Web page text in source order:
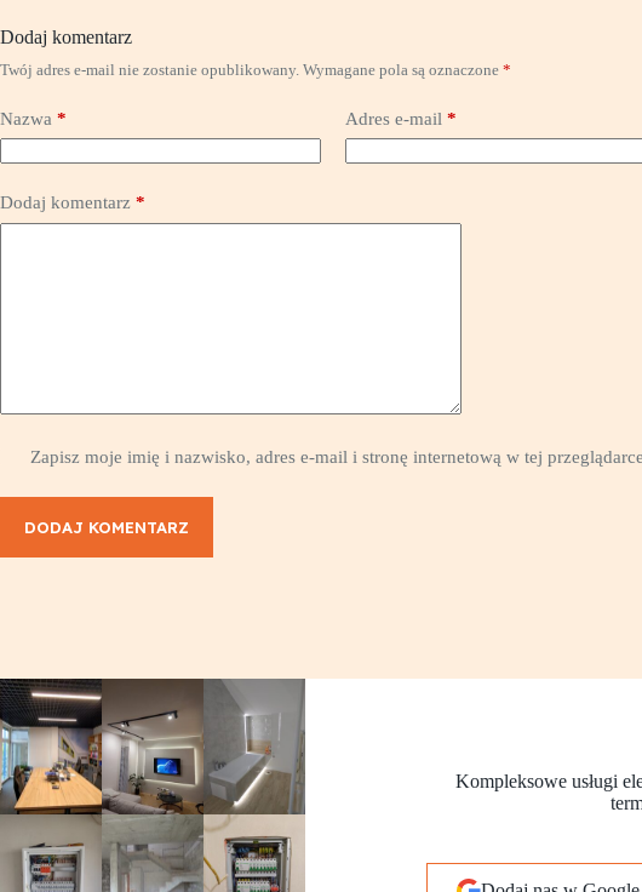
Dodaj komentarz
Twój adres e-mail nie zostanie opublikowany. Wymagane pola są oznaczone *
Nazwa * Adres e-mail *
Dodaj komentarz *
Zapisz moje imię i nazwisko, adres e-mail i stronę internetową w tej
DODAJ KOMENTARZ
Kompleksowe usługi